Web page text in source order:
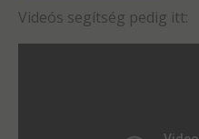
Videós segítség pedig itt: